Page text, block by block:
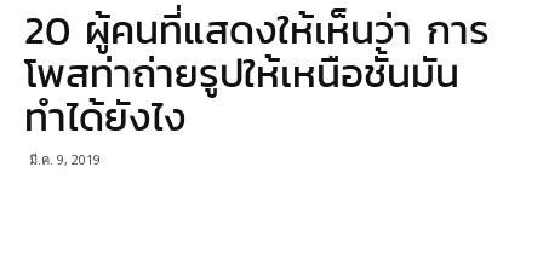
มายา
20 ผู้คนที่แสดงให้เห็นว่า การ
โพสท่าถ่ายรูปให้เหนือชั้นมัน
ทำได้ยังไง
มี.ค. 9, 2019